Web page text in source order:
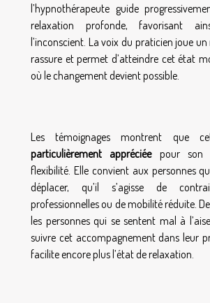
l’hypnothérapeute guide
relaxation profonde, favorisant
l’inconscient. La voix du praticien joue un
rassure et permet d’atteindre cet état
où le changement devient possible.
Les témoignages montrent que
particulièrement appréciée pour son
flexibilité. Elle convient aux personnes
déplacer, qu’il s’agisse de
professionnelles ou de mobilité réduite.
les personnes qui se sentent mal à
suivre cet accompagnement dans leur
facilite encore plus l’état de relaxation.